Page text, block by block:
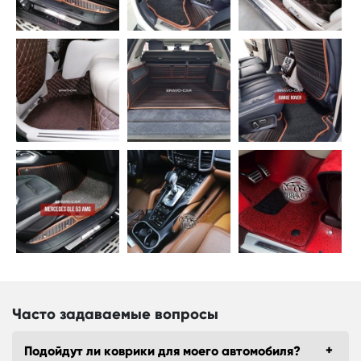
Часто задаваемые вопросы
Подойдут ли коврики для моего автомобиля?